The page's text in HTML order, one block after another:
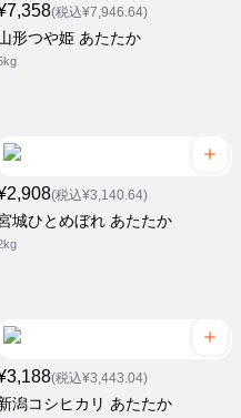
(税込¥7,946.64)
形つや姫 あたたか
(税込¥3,140.64)
城ひとめぼれ あたたか
(税込¥3,443.04)
潟コシヒカリ あたたか